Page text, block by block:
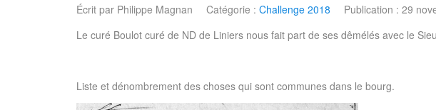
Écrit par Philippe Magnan Catégorie : Challenge 2018
Publication : 29
Le curé Boulot curé de ND de Liniers nous fait part de ses dêmélés avec le
Liste et dénombrement des choses qui sont communes dans le bourg.